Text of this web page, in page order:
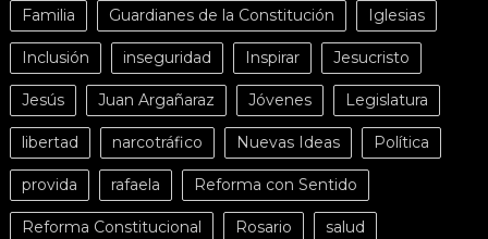
Familia Guardianes de la Constitución Iglesias
Inclusión inseguridad Inspirar Jesucristo
Jesús Juan Argañaraz Jóvenes Legislatura
libertad narcotráfico Nuevas Ideas Política
provida rafaela Reforma con Sentido
Reforma Constitucional Rosario salud